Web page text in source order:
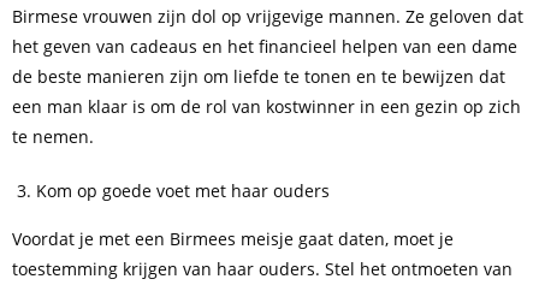
Birmese vrouwen zijn dol op vrijgevige mannen. Ze geloven dat
het geven van cadeaus en het financieel helpen van een dame
de beste manieren zijn om liefde te tonen en te bewijzen dat
een man klaar is om de rol van kostwinner in een gezin op zich
te nemen.
Kom op goede voet met haar ouders
Voordat je met een Birmees meisje gaat daten, moet je
toestemming krijgen van haar ouders. Stel het ontmoeten van